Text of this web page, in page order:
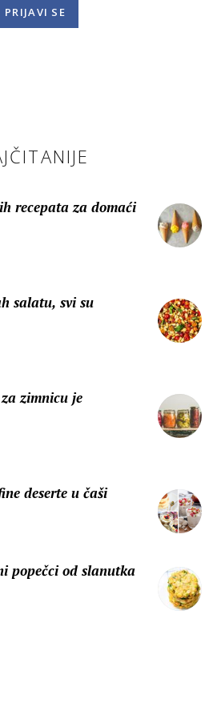
PRIJAVI SE
recepata za domaći
salatu, svi su
zimnicu je
deserte u čaši
popečci od slanutka